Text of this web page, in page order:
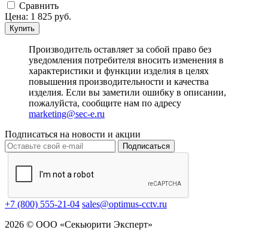
Cравнить
Цена: 1 825 руб.
Купить
Производитель оставляет за собой право без
уведомления потребителя вносить изменения в
характеристики и функции изделия в целях
повышения производительности и качества
изделия. Если вы заметили ошибку в описании,
пожалуйста, сообщите нам по адресу
marketing@sec-e.ru
Подписаться на новости и акции
Подписаться
+7 (800) 555-21-04 sales@optimus-cctv.ru
2026 © ООО «Секьюрити Эксперт»